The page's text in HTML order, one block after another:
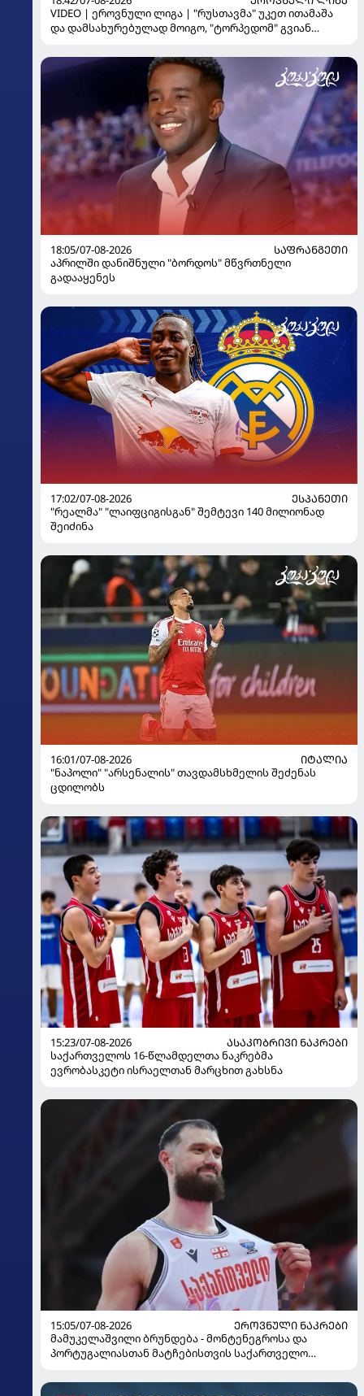
VIDEO | ეროვნული ლიგა | "რუსთავმა" უკეთ ითამაშა
და დამსახურებულად მოიგო, "ტორპედომ" გვიან
18:05/07-08-2026
ᲡᲐᲤᲠᲐᲜᲒᲔᲗᲘ
აპრილში დანიშნული "ბორდოს" მწვრთნელი
გადააყენეს
17:02/07-08-2026
ᲔᲡᲞᲐᲜᲔᲗᲘ
"რეალმა" "ლაიფციგისგან" შემტევი 140 მილიონად
შეიძინა
16:01/07-08-2026
ᲘᲢᲐᲚᲘᲐ
"ნაპოლი" "არსენალის" თავდამსხმელის შეძენას
ცდილობს
15:23/07-08-2026
ᲐᲡᲐᲙᲝᲑᲠᲘᲕᲘ ᲜᲐᲙᲠᲔᲑᲘ
საქართველოს 16-წლამდელთა ნაკრებმა
ევრობასკეტი ისრაელთან მარცხით გახსნა
15:05/07-08-2026
ᲔᲠᲝᲕᲜᲣᲚᲘ ᲜᲐᲙᲠᲔᲑᲘ
მამუკელაშვილი ბრუნდება - მონტენეგროსა და
პორტუგალიასთან მატჩებისთვის საქართველო